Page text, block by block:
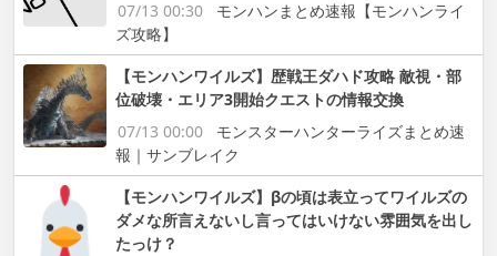
07/13 00:30
モンハンまとめ速報【モンハンライ
ズ攻略】
【モンハンワイルズ】歴戦王ダハド攻略 敵視・部
位破壊・エリア3開始クエストの情報交換
07/13 00:00
モンスターハンターライズまとめ速
報｜サンブレイク
【モンハンワイルズ】βの頃は表立ってワイルズの
ダメな所言えないし言ってはいけない雰囲気を出し
たっけ？